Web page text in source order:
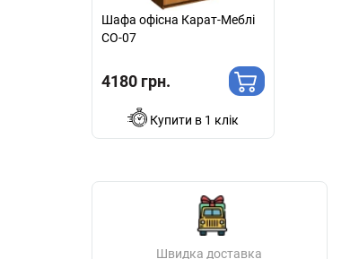
Шафа офісна Карат-Меблі
СО-07
4180 грн.
Купити в 1 клік
Швидка доставка